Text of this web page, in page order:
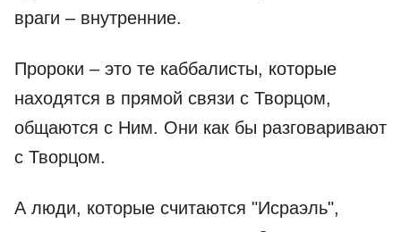
враги – внутренние.
Пророки – это те каббалисты, которые
находятся в прямой связи с Творцом,
общаются с Ним. Они как бы разговаривают
с Творцом.
А люди, которые считаются "Исраэль",